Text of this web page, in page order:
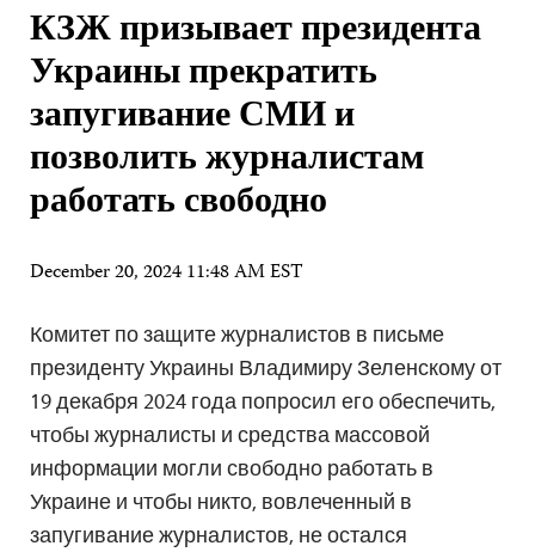
КЗЖ призывает президента
Украины прекратить
запугивание СМИ и
позволить журналистам
работать свободно
December 20, 2024 11:48 AM EST
Комитет по защите журналистов в письме
президенту Украины Владимиру Зеленскому от
19 декабря 2024 года попросил его обеспечить,
чтобы журналисты и средства массовой
информации могли свободно работать в
Украине и чтобы никто, вовлеченный в
запугивание журналистов, не остался